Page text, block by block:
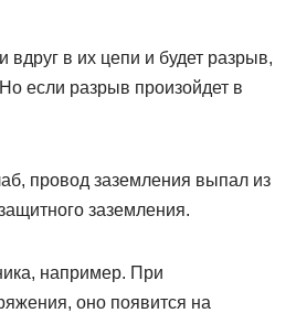
в их цепи и будет разрыв,
если разрыв произойдет в
провод заземления выпал из
заземления.
например. При
оно появится на